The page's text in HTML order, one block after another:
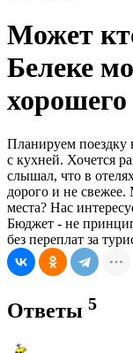
Может
Белеке
хорошего
Планируем поездку
с кухней. Хочется
слышал, что в
дорого и не
места? Нас
Бюджет - не
без переплат за
Ответы 5